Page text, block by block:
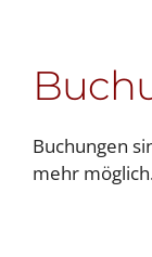
Buchungen
mehr